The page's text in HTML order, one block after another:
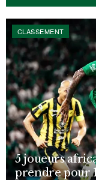
CLASSEMENT
5 joueurs
prendre pour